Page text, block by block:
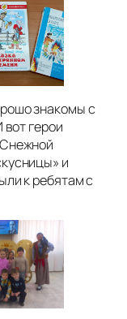
знакомы с
герои
и
к ребятам с